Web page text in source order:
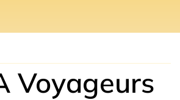
Voyageurs